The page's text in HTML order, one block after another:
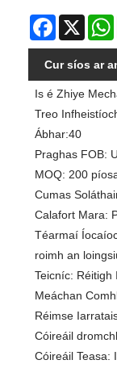
Facebook
X
Cur síos ar
Is é Zhiye
Treo
Ábhar:40
Praghas FOB:
MOQ: 200
Cumas
Calafort Mara:
Téarmaí
roimh an
Teicníc: Réitigh
Meáchan
Réimse
Cóireáil
Cóireáil Teasa: